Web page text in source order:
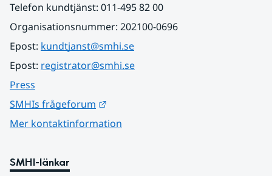
Telefon kundtjänst: 011-495 82 00
Organisationsnummer: 202100-0696
Epost: kundtjanst@smhi.se
Epost: registrator@smhi.se
Press
SMHIs frågeforum
Mer kontaktinformation
SMHI-länkar